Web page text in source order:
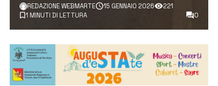
REDAZIONE WEBMARTE 15 GENNAIO 2026
221
1 MINUTI DI LETTURA
0